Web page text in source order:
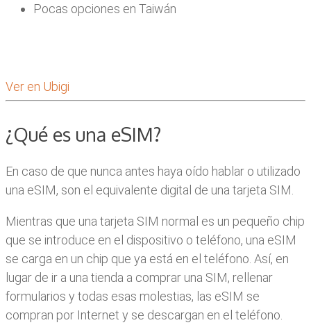
Pocas opciones en Taiwán
Ver en Ubigi
¿Qué es una eSIM?
En caso de que nunca antes haya oído hablar o utilizado
una eSIM, son el equivalente digital de una tarjeta SIM.
Mientras que una tarjeta SIM normal es un pequeño chip
que se introduce en el dispositivo o teléfono, una eSIM
se carga en un chip que ya está en el teléfono. Así, en
lugar de ir a una tienda a comprar una SIM, rellenar
formularios y todas esas molestias, las eSIM se
compran por Internet y se descargan en el teléfono.